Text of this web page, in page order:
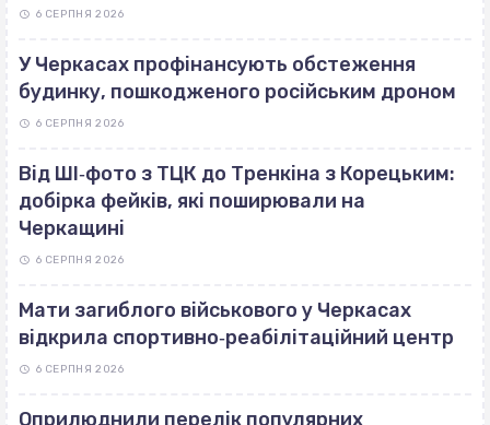
6 СЕРПНЯ 2026
У Черкасах профінансують обстеження
будинку, пошкодженого російським дроном
6 СЕРПНЯ 2026
Від ШІ‐фото з ТЦК до Тренкіна з Корецьким:
добірка фейків, які поширювали на
Черкащині
6 СЕРПНЯ 2026
Мати загиблого військового у Черкасах
відкрила спортивно‐реабілітаційний центр
6 СЕРПНЯ 2026
Оприлюднили перелік популярних